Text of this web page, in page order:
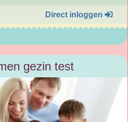
Direct inloggen
gezin test